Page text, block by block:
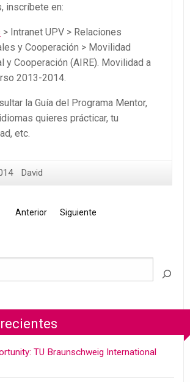
inscríbete en:
> Intranet UPV > Relaciones
y Cooperación > Movilidad
y Cooperación (AIRE). Movilidad a
2013-2014.
la Guía del Programa Mentor,
quieres prácticar, tu
etc.
David
Anterior Siguiente
TU Braunschweig International